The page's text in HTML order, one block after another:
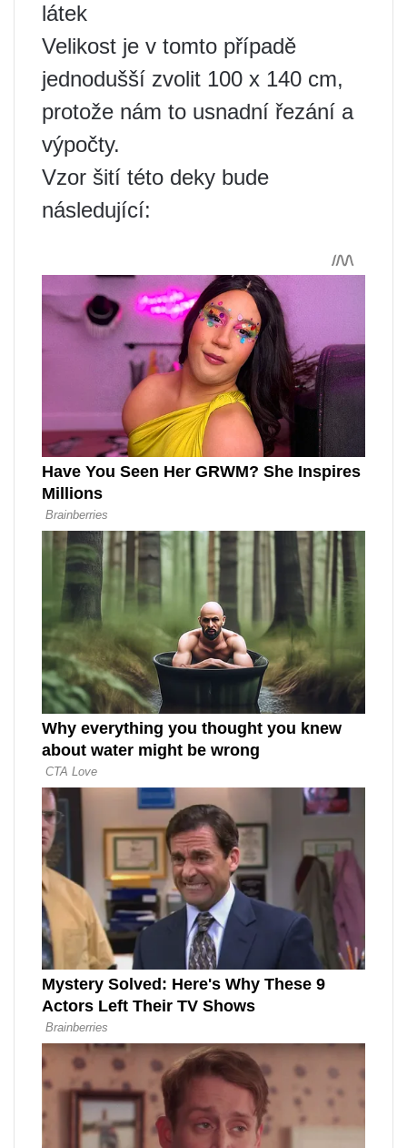
látek
Velikost je v tomto případě
jednodušší zvolit 100 x 140 cm,
protože nám to usnadní řezání a
výpočty.
Vzor šití této deky bude
následující: